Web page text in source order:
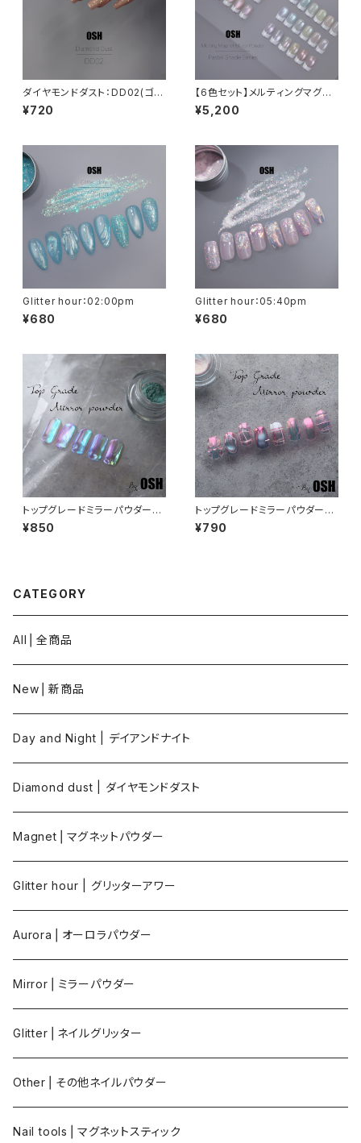
ダイヤモンドダスト：DD02(ゴー
ルド系)
¥720
【6色セット】メルティングマグネ
ットミラーパウダー：パステルシ
ェイドシリーズ
¥5,200
Glitter hour：02:00pm
¥680
Glitter hour：05:40pm
¥680
トップグレードミラーパウダー：
オーロラ02
¥850
トップグレードミラーパウダー：
オーロラ03
¥790
CATEGORY
All⎪全商品
New⎪新商品
Day and Night | デイアンドナイト
Diamond dust | ダイヤモンドダスト
Magnet⎪マグネットパウダー
Glitter hour | グリッターアワー
Aurora⎪オーロラパウダー
Mirror⎪ミラーパウダー
Glitter⎪ネイルグリッター
Other⎪その他ネイルパウダー
Nail tools⎪マグネットスティック